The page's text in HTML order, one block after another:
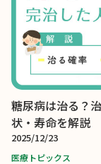
糖尿病は治る？
状・寿命を解説
2025/12/23
医療トピックス